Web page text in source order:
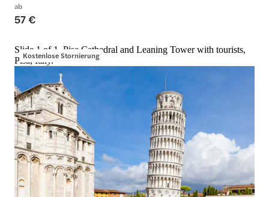
ab
57 €
Kostenlose Stornierung
Slide 1 of 1, Pisa Cathedral and Leaning Tower with tourists,
Pisa, Italy.